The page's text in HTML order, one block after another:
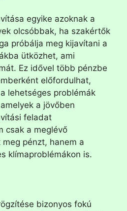
egyike azoknak a
olcsóbbak, ha szakértők
próbálja meg kijavítani a
ütközhet, ami
Ez idővel több pénzbe
előfordulhat,
lehetséges problémák
a jövőben
feladat
csak a meglévő
pénzt, hanem a
klímaproblémákon is.
bizonyos fokú